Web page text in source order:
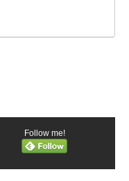
Follow me!